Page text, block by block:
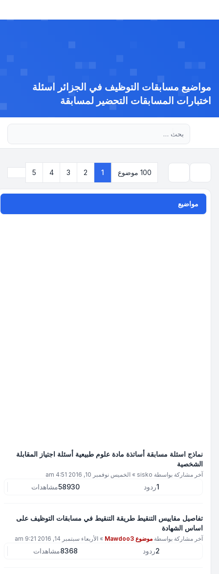
مواضيع مسابقات التوظيف في الجزائر اسئلة
اختبارات المسابقات التحضير لمسابقة
100 موضوع 4
مواضيع
نماذج اسئلة مسابقة أساتذة مادة علوم طبيعية أسئلة اجتياز المقابلة
الشخصية
آخر مشاركة بواسطةsisko
»الخميس نوفمبر 10, 2016 4:51 am
ردود 58930مشاهدات
تفاصيل مقاييس التنقيط طريقة التنقيط في مسابقات التوظيف على
اساس الشهادة
آخر مشاركة بواسطةموضوع Mawdoo3 »الأربعاء سبتمبر 14, 2016 9:21 am
ردود 8368مشاهدات